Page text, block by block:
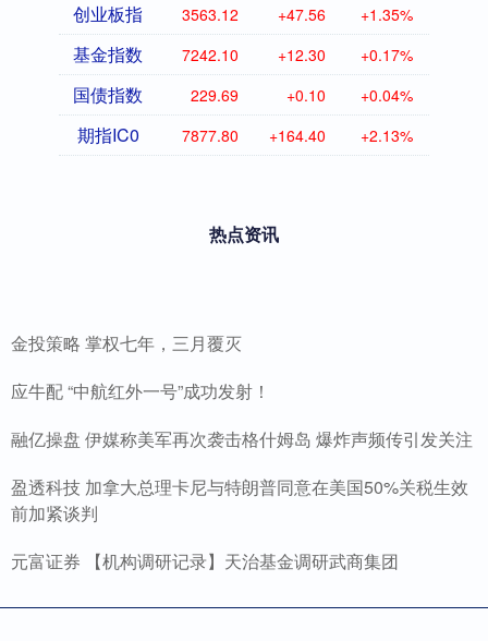
创业板指 3563.12 +47.56 +1.35%
基金指数 7242.10 +12.30 +0.17%
国债指数 229.69 +0.10 +0.04%
期指IC0 7877.80 +164.40 +2.13%
热点资讯
金投策略 掌权七年，三月覆灭
应牛配 “中航红外一号”成功发射！
融亿操盘 伊媒称美军再次袭击格什姆岛 爆炸声频传引发关注
盈透科技 加拿大总理卡尼与特朗普同意在美国50%关税生效
前加紧谈判
元富证券 【机构调研记录】天治基金调研武商集团